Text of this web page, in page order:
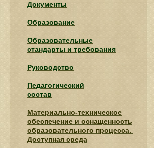
Документы
Образование
Образовательные
стандарты и требования
Руководство
Педагогический
состав
Материально-техническое
обеспечение и оснащенность
образовательного процесса.
Доступная среда